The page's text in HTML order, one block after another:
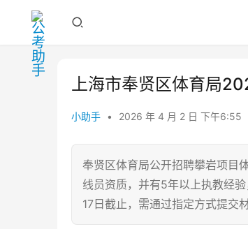
上海市奉贤区体育局
小助手 • 2026 年 4 月 2 日 下午6:55
奉贤区体育局公开招聘攀岩项目
线员资质，并有5年以上执教经
17日截止，需通过指定方式提交